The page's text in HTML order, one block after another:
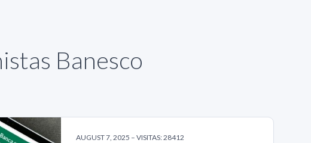
Banesco
AUGUST 7, 2025 – VISITAS: 28412